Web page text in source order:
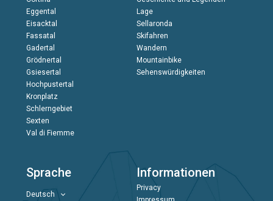
Eggental
Eisacktal
Fassatal
Gadertal
Grödnertal
Gsiesertal
Hochpustertal
Kronplatz
Schlerngebiet
Sexten
Val di Fiemme
Lage
Sellaronda
Skifahren
Wandern
Mountainbike
Sehenswürdigkeiten
Sprache
Deutsch
Informationen
Privacy